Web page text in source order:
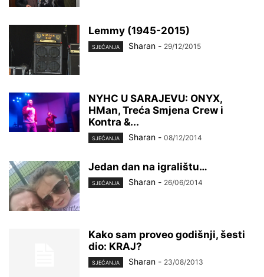
Lemmy (1945-2015)
SJEĆANJA Sharan - 29/12/2015
NYHC U SARAJEVU: ONYX,
HMan, Treća Smjena Crew i
Kontra &...
SJEĆANJA Sharan - 08/12/2014
Jedan dan na igralištu…
SJEĆANJA Sharan - 26/06/2014
Kako sam proveo godišnji, šesti
dio: KRAJ?
SJEĆANJA Sharan - 23/08/2013